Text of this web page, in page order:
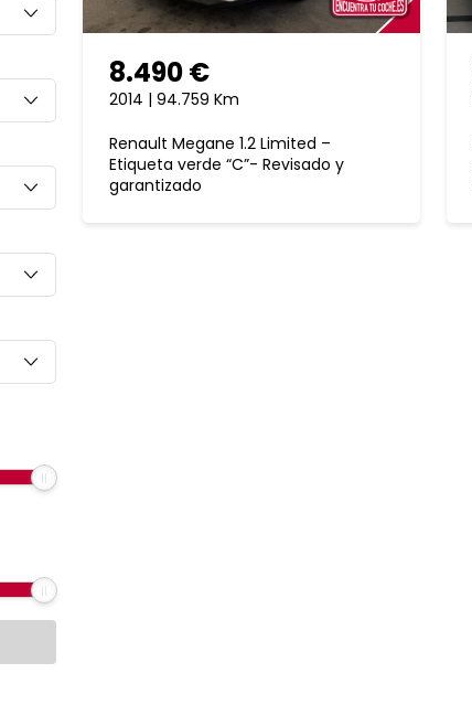
8.490 €
2014 | 94.759 Km
Renault Megane 1.2 Limited –
Etiqueta verde “C”- Revisado y
garantizado